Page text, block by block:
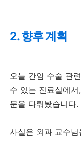
2. 향후 계획
오늘 간암 수술 관
수 있는 진료실에
문을 다뤄봤습니다.
사실은 외과 교수